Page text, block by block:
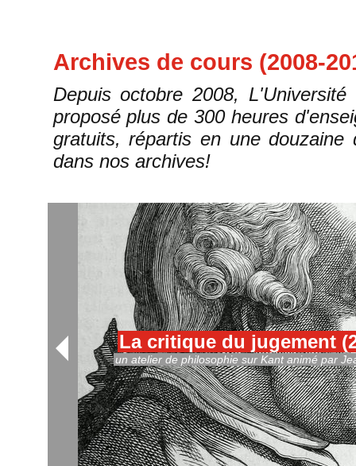
Archives de cours (2008-
Depuis octobre 2008, L'Université
proposé plus de 300 heures
gratuits, répartis en une douzaine
dans nos archives!
La critique du jugement
un atelier de philosophie sur Kant animé par